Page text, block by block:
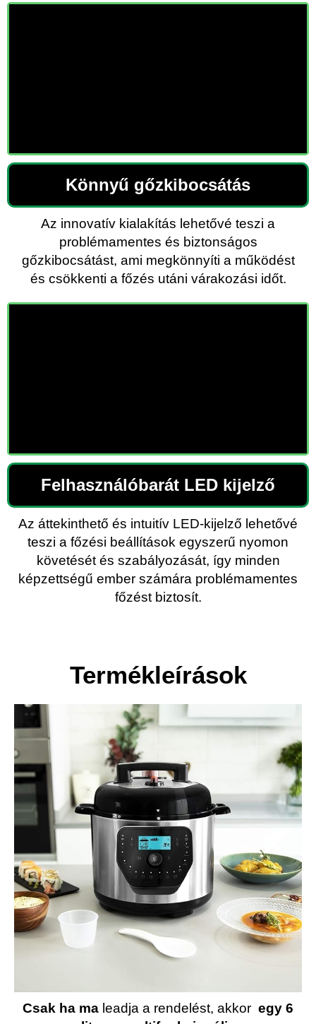
Könnyű gőzkibocsátás
Az innovatív kialakítás lehetővé teszi a
problémamentes és biztonságos
gőzkibocsátást, ami megkönnyíti a működést
és csökkenti a főzés utáni várakozási időt.
Felhasználóbarát LED kijelző
Az áttekinthető és intuitív LED-kijelző lehetővé
teszi a főzési beállítások egyszerű nyomon
követését és szabályozását, így minden
képzettségű ember számára problémamentes
főzést biztosít.
Termékleírások
Csak ha ma leadja a rendelést, akkor egy 6